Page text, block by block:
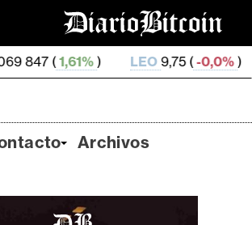
LEO9,75 (-0,0%) ZEC514,2 (
Archivos